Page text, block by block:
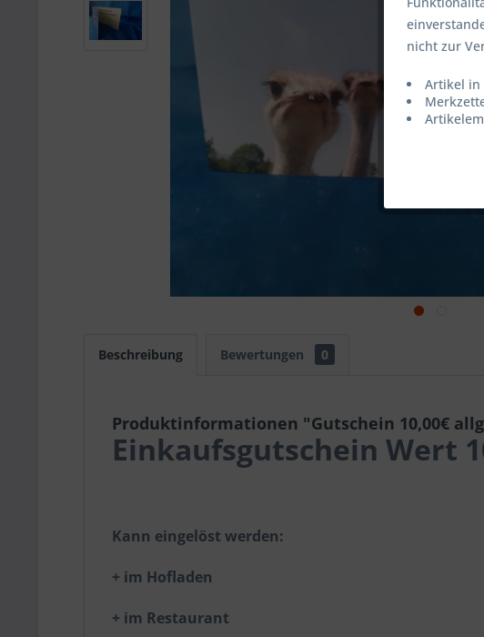
Beschreibung Bewertungen 0
Produktinformationen "Gutschein 10,00€
Einkaufsgutschein Wert
Kann eingelöst werden:
+ im Hofladen
+ im Restaurant
nicht zur
Artikel in